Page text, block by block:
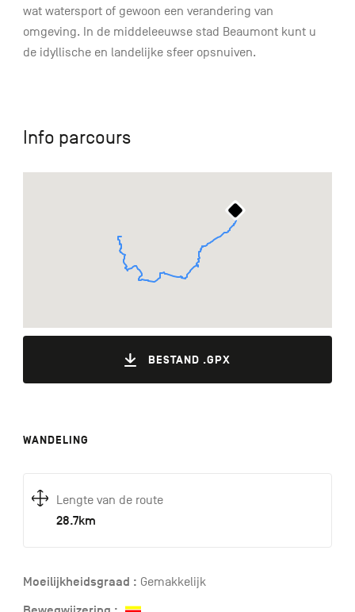
wat watersport of gewoon een verandering van
omgeving. In de middeleeuwse stad Beaumont kunt u
de idyllische en landelijke sfeer opsnuiven.
Info parcours
BESTAND .GPX
WANDELING
Lengte van de route
28.7km
Moeilijkheidsgraad : Gemakkelijk